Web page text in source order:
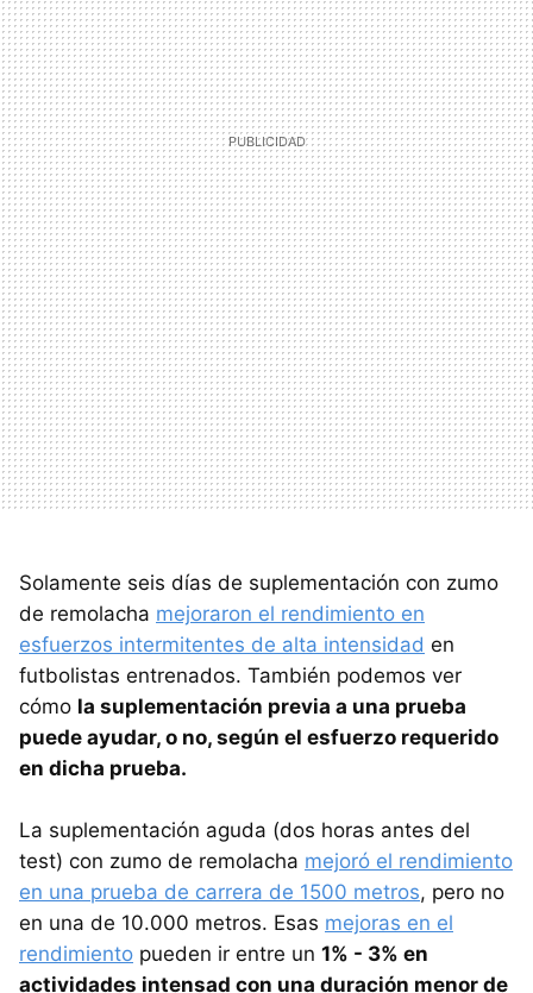
Solamente seis días de suplementación con zumo
de remolacha mejoraron el rendimiento en
esfuerzos intermitentes de alta intensidad en
futbolistas entrenados. También podemos ver
cómo la suplementación previa a una prueba
puede ayudar, o no, según el esfuerzo requerido
en dicha prueba.
La suplementación aguda (dos horas antes del
test) con zumo de remolacha mejoró el rendimiento
en una prueba de carrera de 1500 metros, pero no
en una de 10.000 metros. Esas mejoras en el
rendimiento pueden ir entre un 1% - 3% en
actividades intensad con una duración menor de